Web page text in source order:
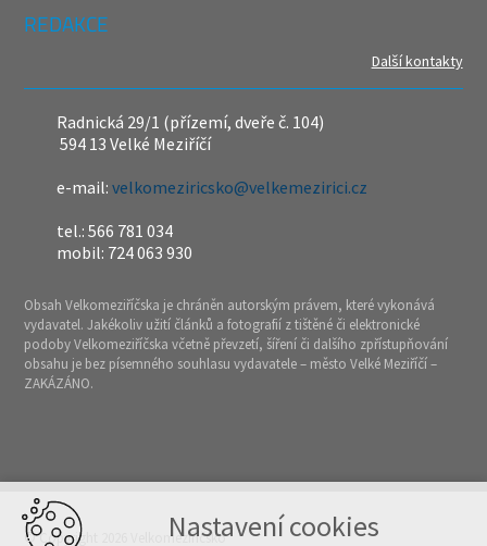
REDAKCE
Další kontakty
Radnická 29/1 (přízemí, dveře č. 104)
594 13 Velké Meziříčí
e-mail:velkomeziricsko@velkemezirici.cz
tel.: 566 781 034
mobil: 724 063 930
Obsah Velkomeziříčska je chráněn autorským právem, které vykonává
vydavatel. Jakékoliv užití článků a fotografií z tištěné či elektronické
podoby Velkomeziříčska včetně převzetí, šíření či dalšího zpřístupňování
obsahu je bez písemného souhlasu vydavatele – město Velké Meziříčí –
ZAKÁZÁNO.
© Copyright 2026 VelkomeziříčskoNastavení cookies